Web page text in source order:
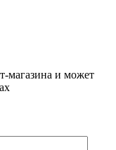
магазина и может